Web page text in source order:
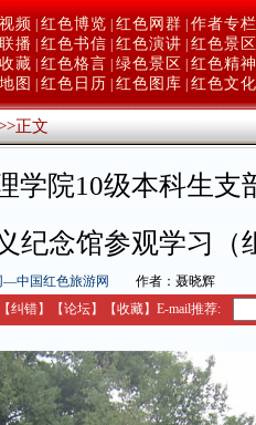
频 红色博览 红色网群 作者专栏
播 红色书信 红色演讲 红色景区
藏 红色格言 绿色景区
红色精神
图
红色日历 红色图库 红色文化
正文
学院10级本科生支
纪念馆参观学习（
—中国红色旅游网
作者：聂晓辉
【纠错】 【论坛】 【收藏】 E-mail推荐: